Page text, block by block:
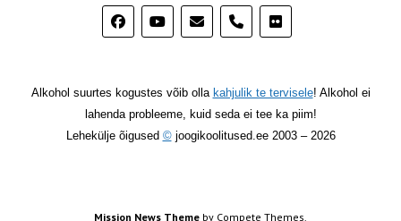
phone
Alkohol suurtes kogustes võib olla kahjulik te tervisele! Alkohol ei
lahenda probleeme, kuid seda ei tee ka piim!
Lehekülje õigused ©joogikoolitused.ee 2003 – 2026
Mission News Theme by Compete Themes.